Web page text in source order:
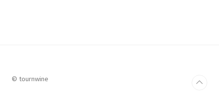
© tournwine